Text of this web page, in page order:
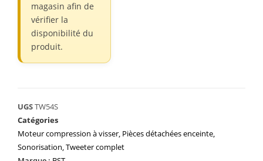
magasin afin de
vérifier la
disponibilité du
produit.
UGSTW54S
Catégories
Moteur compression à visser, Pièces détachées enceinte,
Sonorisation,Tweeter complet